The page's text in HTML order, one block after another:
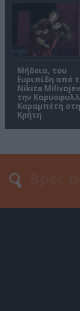
Μήδεια, του
Ευριπίδη από
Nikita
την
Καραμπέτη
Κρήτη